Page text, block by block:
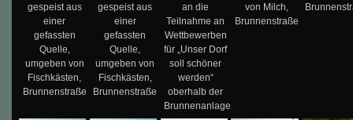
gespeist aus
einer
gefassten
Quelle,
umgeben von
Fischkästen,
Brunnenstraße
gespeist aus
einer
gefassten
Quelle,
umgeben von
Fischkästen,
Brunnenstraße
an die
Teilnahme an
Wettbewerben
für „Unser Dorf
soll schöner
werden“
oberhalb der
Brunnenanlage
von Milch,
Brunnenstraße